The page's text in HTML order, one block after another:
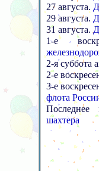
27 августа.
29 августа.
31 августа.
1-е
2-я суббота
2-е
3-е
флота
Последнее
шахтера